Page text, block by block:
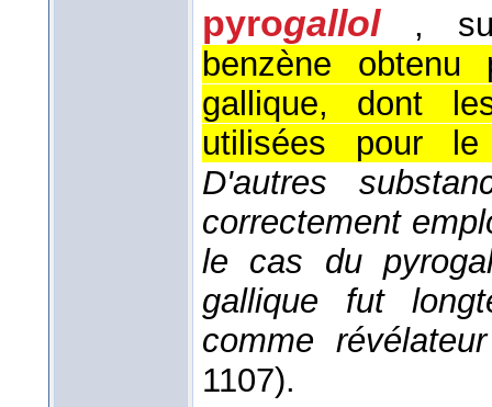
pyrogallol
,
benzène
gallique, dont
utilisées pour le
D'autres
correctement
le cas du
gallique fut
comme révélateur
1107).